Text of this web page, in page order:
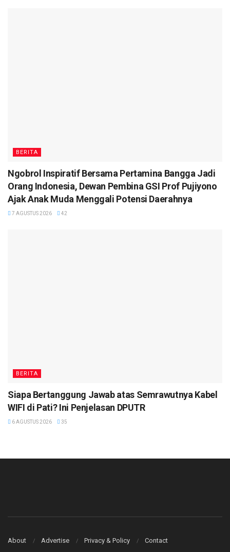
BERITA
Ngobrol Inspiratif Bersama Pertamina Bangga Jadi
Orang Indonesia, Dewan Pembina GSI Prof Pujiyono
Ajak Anak Muda Menggali Potensi Daerahnya
7 AGUSTUS 2026 42
BERITA
Siapa Bertanggung Jawab atas Semrawutnya Kabel
WIFI di Pati? Ini Penjelasan DPUTR
6 AGUSTUS 2026 35
About Advertise Privacy & Policy Contact